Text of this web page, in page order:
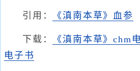
引用： 《滇南本草》血参
下载： 《滇南本草》chm
电子书